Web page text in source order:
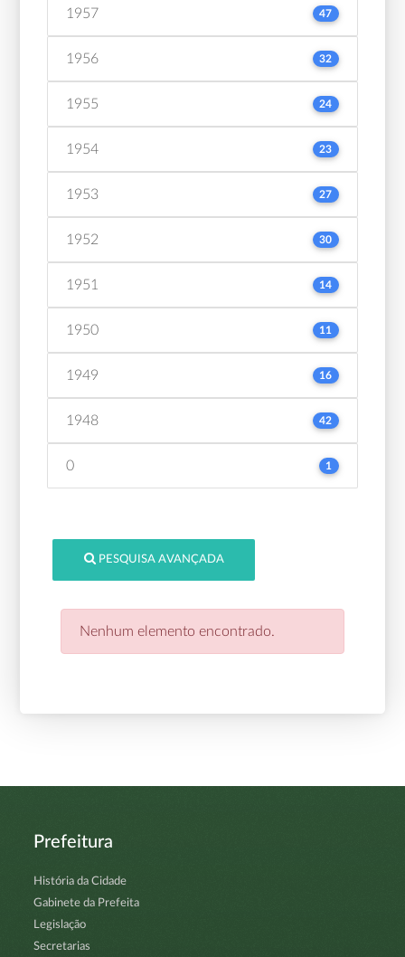
1957 47
1956 32
1955 24
1954 23
1953 27
1952 30
1951 14
1950 11
1949 16
1948 42
0 1
PESQUISA AVANÇADA
Nenhum elemento encontrado.
Prefeitura
História da Cidade
Gabinete da Prefeita
Legislação
Secretarias